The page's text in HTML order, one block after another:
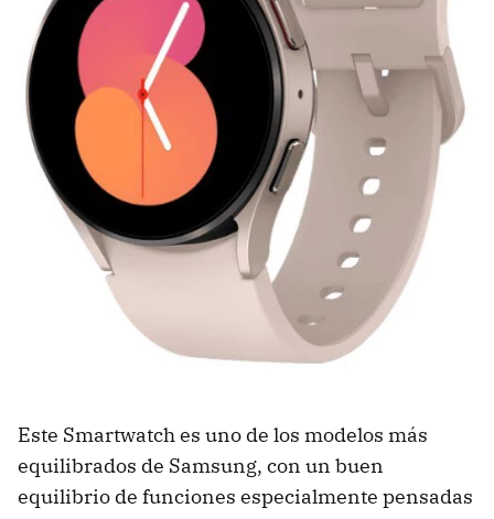
Este Smartwatch es uno de los modelos más
equilibrados de Samsung, con un buen
equilibrio de funciones especialmente pensadas